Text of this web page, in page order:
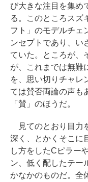
び大きな注目を集め
る。このところスズ
フト」のモデルチェ
ンセプトであり、い
ていた。ところが、
が、これまでは無難
を、思い切りチャレ
ては賛否両論の声も
「賛」のほうだ。
見てのとおり目力
深く、とかくそこに
し方をしたCピラー
ン、低く配したテー
かなかのものだ。全